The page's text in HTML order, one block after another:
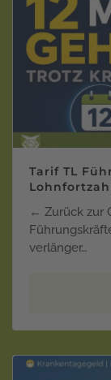
Tarif TL
← Zurück zur
verlänger…